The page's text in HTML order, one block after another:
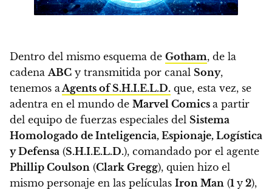
Dentro del mismo esquema de Gotham, de la
cadenaABC y transmitida por canal Sony,
tenemos aAgents of S.H.I.E.L.D. que, esta vez, se
adentra en el mundo de Marvel Comics a partir
del equipo de fuerzas especiales del Sistema
Homologado de Inteligencia, Espionaje, Logística
y Defensa (S.H.I.E.L.D.), comandado por el agente
Phillip Coulson (Clark Gregg), quien hizo el
mismo personaje en las películas Iron Man (1 y 2),